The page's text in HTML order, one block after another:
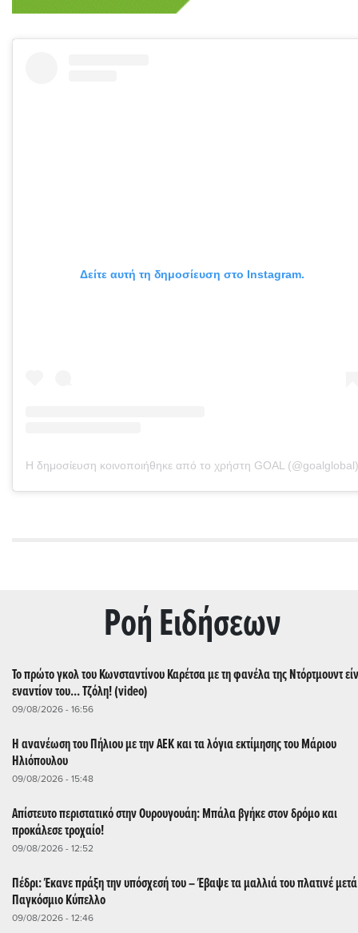
Δείτε αυτή τη δημοσίευση στο Instagram.
Η δημοσίευση κοινοποιήθηκε από το χρήστη GOAL (@goalglobal)
Ρoή Ειδήσεων
Το πρώτο γκολ του Κωνσταντίνου Καρέτσα με τη φανέλα της Ντόρτμουντ
εναντίον του... Τζόλη! (video)
09/08/2026 - 16:56
Η ανανέωση του Πήλιου με την ΑΕΚ και τα λόγια εκτίμησης του Μάριου
Ηλιόπουλου
09/08/2026 - 15:48
Απίστευτο περιστατικό στην Ουρουγουάη: Μπάλα βγήκε στον δρόμο και
προκάλεσε τροχαίο!
09/08/2026 - 12:52
Πέδρι: Έκανε πράξη την υπόσχεσή του – Έβαψε τα μαλλιά του πλατινέ
Παγκόσμιο Κύπελλο
09/08/2026 - 12:46